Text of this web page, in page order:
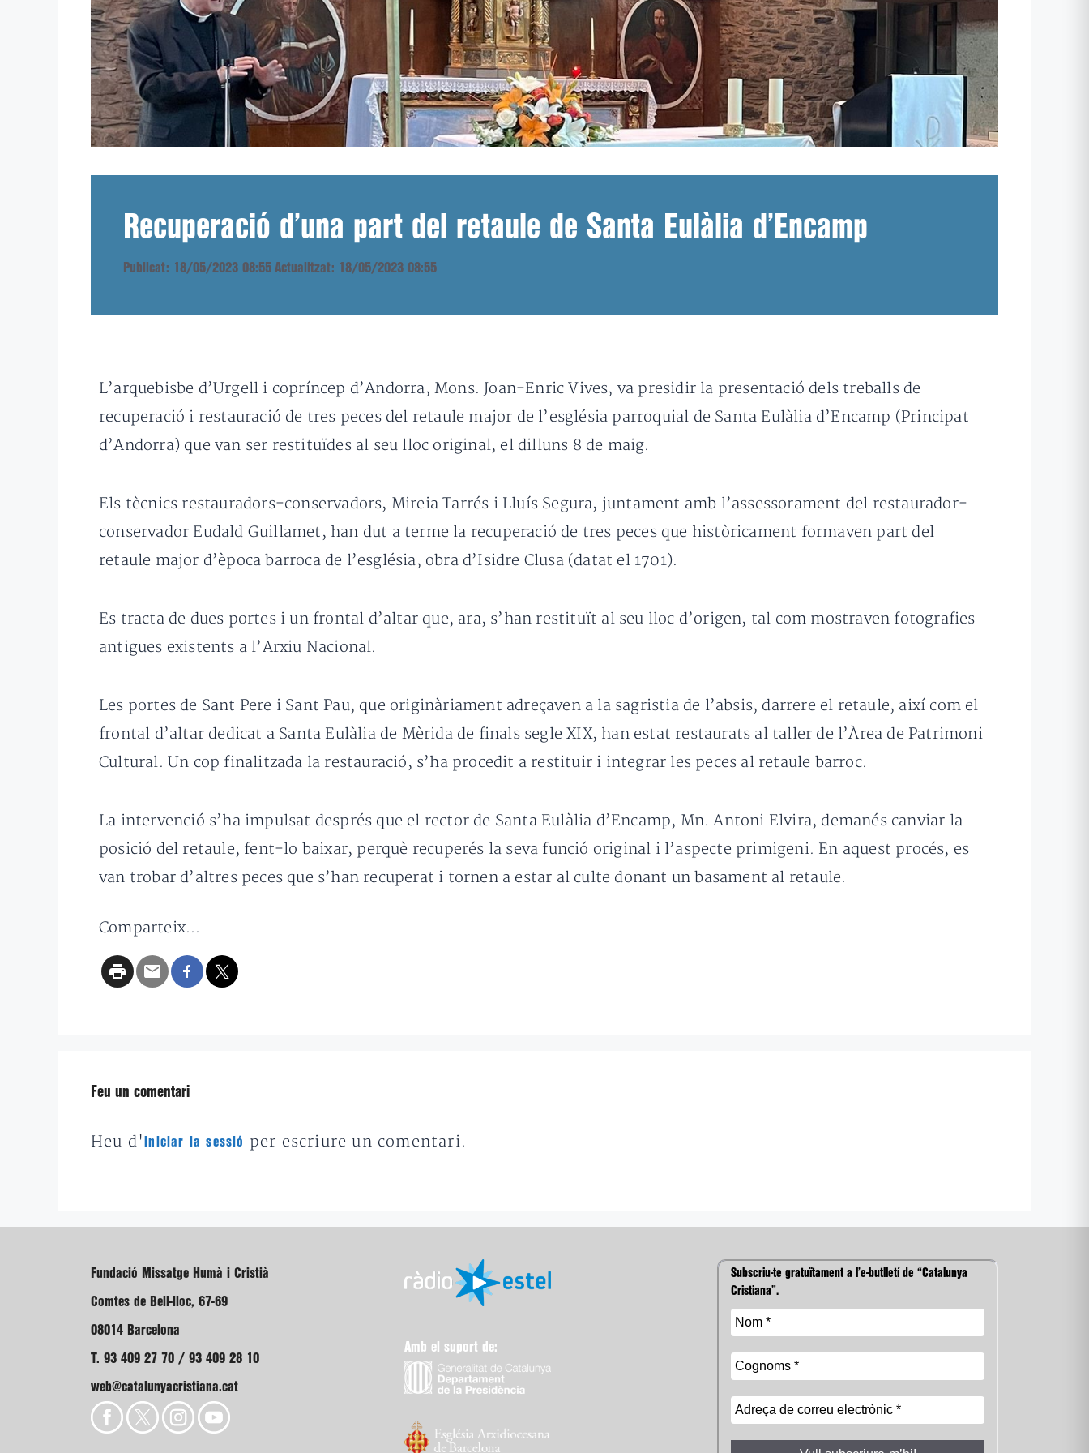
Recuperació d’una part del retaule de Santa Eulàlia d’Encamp
Publicat: 18/05/2023 08:55 Actualitzat: 18/05/2023 08:55
L’arquebisbe d’Urgell i copríncep d’Andorra, Mons. Joan-Enric Vives, va presidir la presentació dels treballs de
recuperació i restauració de tres peces del retaule major de l’església parroquial de Santa Eulàlia d’Encamp (Principat
d’Andorra) que van ser restituïdes al seu lloc original, el dilluns 8 de maig.
Els tècnics restauradors-conservadors, Mireia Tarrés i Lluís Segura, juntament amb l’assessorament del restaurador-
conservador Eudald Guillamet, han dut a terme la recuperació de tres peces que històricament formaven part del
retaule major d’època barroca de l’església, obra d’Isidre Clusa (datat el 1701).
Es tracta de dues portes i un frontal d’altar que, ara, s’han restituït al seu lloc d’origen, tal com mostraven fotografies
antigues existents a l’Arxiu Nacional.
Les portes de Sant Pere i Sant Pau, que originàriament adreçaven a la sagristia de l’absis, darrere el retaule, així com el
frontal d’altar dedicat a Santa Eulàlia de Mèrida de finals segle XIX, han estat restaurats al taller de l’Àrea de Patrimoni
Cultural. Un cop finalitzada la restauració, s’ha procedit a restituir i integrar les peces al retaule barroc.
La intervenció s’ha impulsat després que el rector de Santa Eulàlia d’Encamp, Mn. Antoni Elvira, demanés canviar la
posició del retaule, fent-lo baixar, perquè recuperés la seva funció original i l’aspecte primigeni. En aquest procés, es
van trobar d’altres peces que s’han recuperat i tornen a estar al culte donant un basament al retaule.
Comparteix...
Feu un comentari
Heu d'iniciar la sessió per escriure un comentari.
Fundació Missatge Humà i Cristià
Comtes de Bell-lloc, 67-69
08014 Barcelona
T. 93 409 27 70 / 93 409 28 10
web@catalunyacristiana.cat
Amb el suport de:
Subscriu-te gratuïtament a l’e-butlletí de “Catalunya
Cristiana”.